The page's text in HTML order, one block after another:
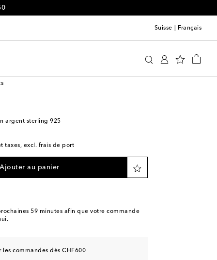
Suisse Français
argent sterling 925
taxes, excl. frais de port
Ajouter au panier
59 minutes afin que votre commande
les commandes dès CHF600